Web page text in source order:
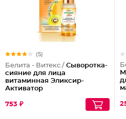
(5)
Белита - Витекс / Сыворотка-
сияние для лица
витаминная Эликсир-
Активатор
753 ₽